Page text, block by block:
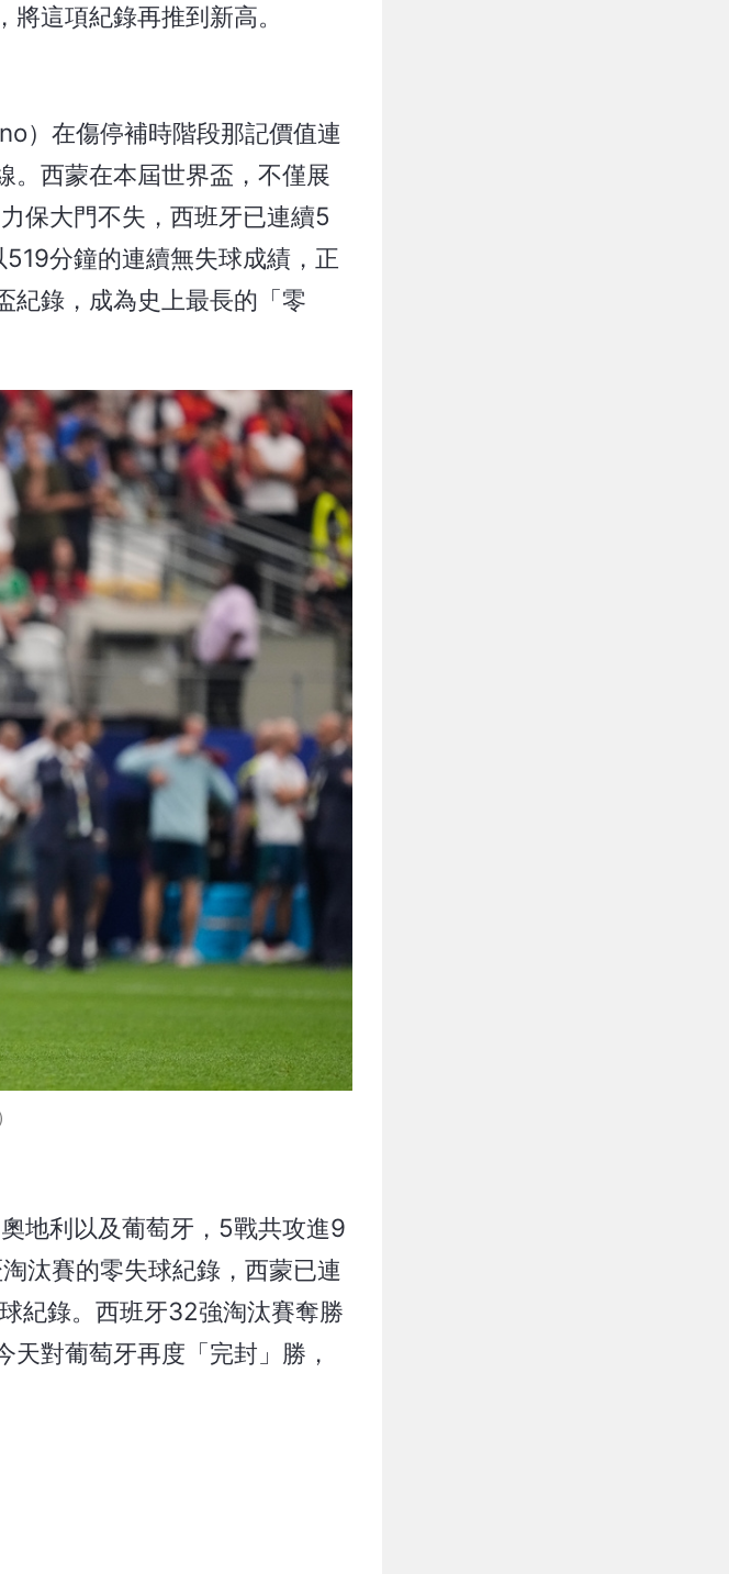
這項紀錄再推到新高。
）在傷停補時階段那記價值連
。西蒙在本屆世界盃，不僅展
保大門不失，西班牙已連續5
分鐘的連續無失球成績，正
紀錄，成為史上最長的「零
地利以及葡萄牙，5戰共攻進9
汰賽的零失球紀錄，西蒙已連
紀錄。西班牙32強淘汰賽奪勝
對葡萄牙再度「完封」勝，